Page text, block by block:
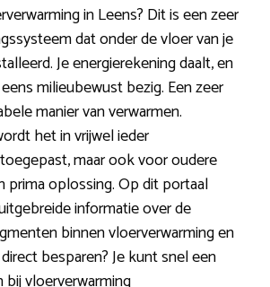
in Leens? Dit is een zeer
dat onder de vloer van je
Je energierekening daalt, en
milieubewust bezig. Een zeer
manier van verwarmen.
het in vrijwel ieder
maar ook voor oudere
prima oplossing. Op dit portaal
informatie over de
binnen vloerverwarming en
besparen? Je kunt snel een
bijvloerverwarming